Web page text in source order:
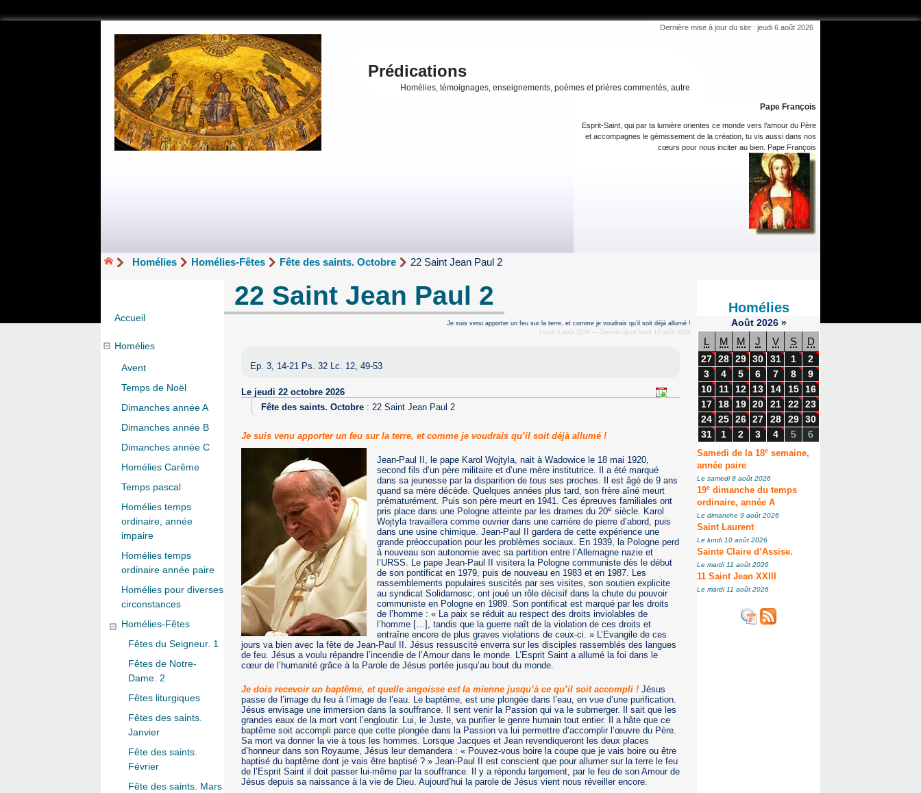
Dernière mise à jour du site : jeudi 6 août 2026
Prédications
Homélies, témoignages, enseignements, poèmes et prières commentés, autre
Pape François
Esprit-Saint, qui par ta lumière orientes ce monde vers l’amour du Père
et accompagnes le gémissement de la création, tu vis aussi dans nos
cœurs pour nous inciter au bien. Pape François
Homélies Homélies-Fêtes Fête des saints. Octobre 22 Saint Jean Paul 2
22 Saint Jean Paul 2
Je suis venu apporter un feu sur la terre, et comme je voudrais qu’il soit déjà allumé !
Lundi 3 août 2026 — Dernier ajout lundi 12 août 2024
Ep. 3, 14-21 Ps. 32 Lc. 12, 49-53
Le jeudi 22 octobre 2026
Fête des saints. Octobre :22 Saint Jean Paul 2
Je suis venu apporter un feu sur la terre, et comme je voudrais qu’il soit déjà allumé !
Jean-Paul II, le pape Karol Wojtyla, nait à Wadowice le 18 mai 1920,
second fils d’un père militaire et d’une mère institutrice. Il a été marqué
dans sa jeunesse par la disparition de tous ses proches. Il est âgé de 9 ans
quand sa mère décède. Quelques années plus tard, son frère aîné meurt
prématurément. Puis son père meurt en 1941. Ces épreuves familiales ont
pris place dans une Pologne atteinte par les drames du 20e siècle. Karol
Wojtyla travaillera comme ouvrier dans une carrière de pierre d’abord, puis
dans une usine chimique. Jean-Paul II gardera de cette expérience une
grande préoccupation pour les problèmes sociaux. En 1939, la Pologne perd
à nouveau son autonomie avec sa partition entre l’Allemagne nazie et
l’URSS. Le pape Jean-Paul II visitera la Pologne communiste dès le début
de son pontificat en 1979, puis de nouveau en 1983 et en 1987. Les
rassemblements populaires suscités par ses visites, son soutien explicite
au syndicat Solidarnosc, ont joué un rôle décisif dans la chute du pouvoir
communiste en Pologne en 1989. Son pontificat est marqué par les droits
de l’homme : « La paix se réduit au respect des droits inviolables de
l’homme […], tandis que la guerre naît de la violation de ces droits et
entraîne encore de plus graves violations de ceux-ci. » L’Evangile de ces
jours va bien avec la fête de Jean-Paul II. Jésus ressuscité enverra sur les disciples rassemblés des langues
de feu. Jésus a voulu répandre l’incendie de l’Amour dans le monde. L’Esprit Saint a allumé la foi dans le
cœur de l’humanité grâce à la Parole de Jésus portée jusqu’au bout du monde.
Je dois recevoir un baptême, et quelle angoisse est la mienne jusqu’à ce qu’il soit accompli !Jésus
passe de l’image du feu à l’image de l’eau. Le baptême, est une plongée dans l’eau, en vue d’une purification.
Jésus envisage une immersion dans la souffrance. Il sent venir la Passion qui va le submerger. Il sait que les
grandes eaux de la mort vont l’engloutir. Lui, le Juste, va purifier le genre humain tout entier. Il a hâte que ce
baptême soit accompli parce que cette plongée dans la Passion va lui permettre d’accomplir l’œuvre du Père.
Sa mort va donner la vie à tous les hommes. Lorsque Jacques et Jean revendiqueront les deux places
d’honneur dans son Royaume, Jésus leur demandera : « Pouvez-vous boire la coupe que je vais boire ou être
baptisé du baptême dont je vais être baptisé ? » Jean-Paul II est conscient que pour allumer sur la terre le feu
de l’Esprit Saint il doit passer lui-même par la souffrance. Il y a répondu largement, par le feu de son Amour de
Jésus depuis sa naissance à la vie de Dieu. Aujourd’hui la parole de Jésus vient nous réveiller encore.
Accueil
Homélies
Avent
Temps de Noël
Dimanches année A
Dimanches année B
Dimanches année C
Homélies Carême
Temps pascal
Homélies temps
ordinaire, année
impaire
Homélies temps
ordinaire année paire
Homélies pour diverses
circonstances
Homélies-Fêtes
Fêtes du Seigneur. 1
Fêtes de Notre-
Dame. 2
Fêtes liturgiques
Fêtes des saints.
Janvier
Fête des saints.
Février
Fête des saints. Mars
Homélies
Août 2026 »
L M M J V S D
27 28 29 30 31 1
2
3
4 5 6 7 8
9
10
11 12 13 14 15
16
17
18 19 20 21 22 23
24 25 26 27 28 29 30
31
1 2 3 4 5 6
Samedi de la 18e semaine,
année paire
Le samedi 8 août 2026
19e dimanche du temps
ordinaire, année A
Le dimanche 9 août 2026
Saint Laurent
Le lundi 10 août 2026
Sainte Claire d’Assise.
Le mardi 11 août 2026
11 Saint Jean XXIII
Le mardi 11 août 2026